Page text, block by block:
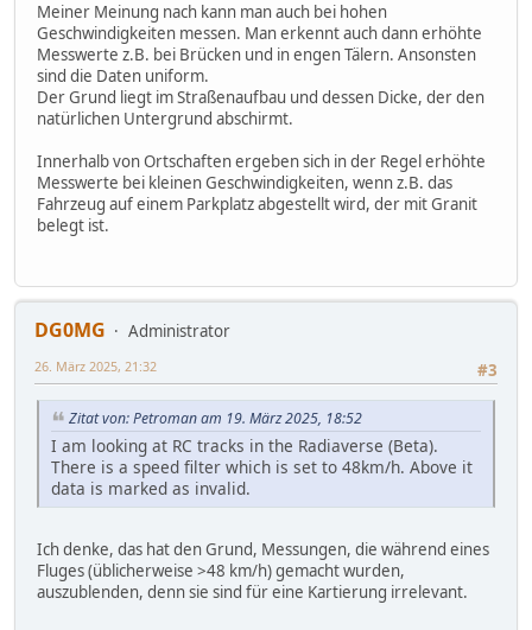
Meiner Meinung nach kann man auch bei hohen
Geschwindigkeiten messen. Man erkennt auch dann erhöhte
Messwerte z.B. bei Brücken und in engen Tälern. Ansonsten
sind die Daten uniform.
Der Grund liegt im Straßenaufbau und dessen Dicke, der den
natürlichen Untergrund abschirmt.
Innerhalb von Ortschaften ergeben sich in der Regel erhöhte
Messwerte bei kleinen Geschwindigkeiten, wenn z.B. das
Fahrzeug auf einem Parkplatz abgestellt wird, der mit Granit
belegt ist.
DG0MG
Administrator
#3
26. März 2025, 21:32
Zitat von: Petroman am 19. März 2025, 18:52
I am looking at RC tracks in the Radiaverse (Beta).
There is a speed filter which is set to 48km/h. Above it
data is marked as invalid.
Ich denke, das hat den Grund, Messungen, die während eines
Fluges (üblicherweise >48 km/h) gemacht wurden,
auszublenden, denn sie sind für eine Kartierung irrelevant.